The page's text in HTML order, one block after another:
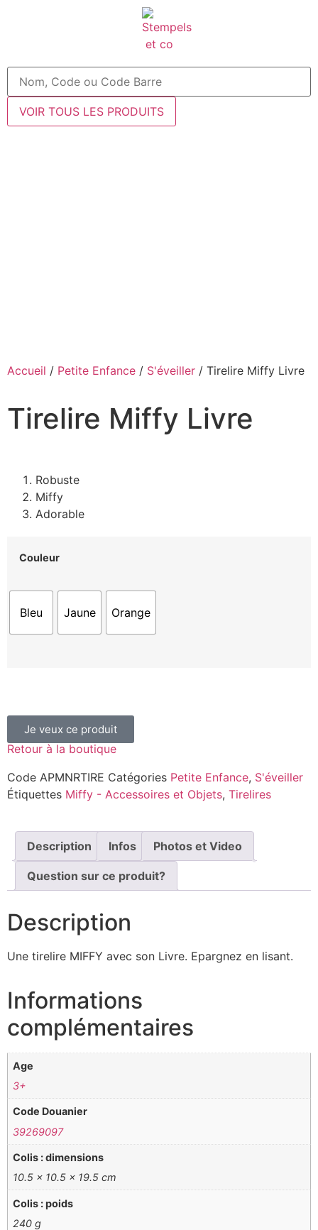
VOIR TOUS LES PRODUITS
Accueil / Petite Enfance / S'éveiller / Tirelire Miffy Livre
Tirelire Miffy Livre
Robuste
Miffy
Adorable
Couleur
Bleu Jaune Orange
Je veux ce produit
Retour à la boutique
Code APMNRTIRE Catégories Petite Enfance, S'éveiller
Étiquettes Miffy - Accessoires et Objets, Tirelires
Description Infos Photos et Video
Question sur ce produit?
Description
Une tirelire MIFFY avec son Livre. Epargnez en lisant.
Informations
complémentaires
Age
3+
Code Douanier
39269097
Colis : dimensions
10.5 x 10.5 x 19.5 cm
Colis : poids
240 g